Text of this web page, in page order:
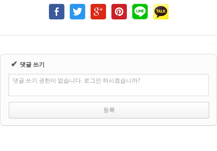
✔ 댓글 쓰기
댓글 쓰기 권한이 없습니다. 로그인 하시겠습니까?